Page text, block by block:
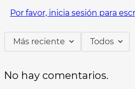
Por favor, inicia sesión para
Más reciente Todos
No hay comentarios.